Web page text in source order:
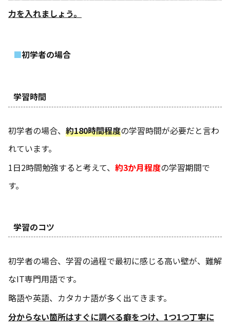
力を入れましょう。
初学者の場合
学習時間
初学者の場合、 約180時間程度の学習時間が必要だと言わ
れています。
1日2時間勉強すると考えて、 約3か月程度の学習期間で
す。
学習のコツ
初学者の場合、学習の過程で最初に感じる高い壁が、難解
なIT専門用語です。
略語や英語、カタカナ語が多く出てきます。
分からない箇所はすぐに調べる癖をつけ、1つ1つ丁寧に